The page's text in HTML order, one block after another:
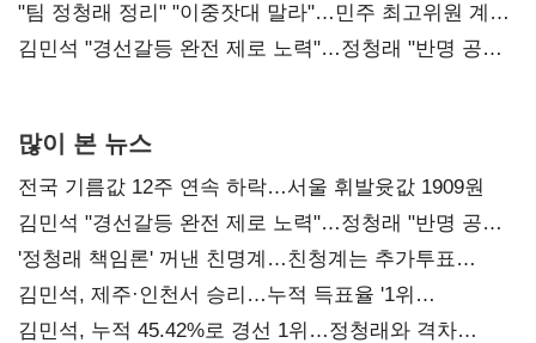
"팀 정청래 정리" "이중잣대 말라"…민주 최고위원 계파
다툼 격화
김민석 "경선갈등 완전 제로 노력"…정청래 "반명 공세
많이 본 뉴스
전국 기름값 12주 연속 하락…서울 휘발윳값 1909원
김민석 "경선갈등 완전 제로 노력"…정청래 "반명 공세
사과부터"
'정청래 책임론' 꺼낸 친명계…친청계는 추가투표
때리기
김민석, 제주·인천서 승리…누적 득표율 '1위
탈환'(종합)
김민석, 누적 45.42%로 경선 1위…정청래와 격차